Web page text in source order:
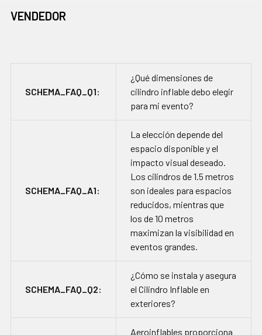
VENDEDOR
SCHEMA_FAQ_Q1:
¿Qué dimensiones de
cilindro inflable debo elegir
para mi evento?
SCHEMA_FAQ_A1:
La elección depende del
espacio disponible y el
impacto visual deseado.
Los cilindros de 1.5 metros
son ideales para espacios
reducidos, mientras que
los de 10 metros
maximizan la visibilidad en
eventos grandes.
SCHEMA_FAQ_Q2:
¿Cómo se instala y asegura
el Cilindro Inflable en
exteriores?
Aeroinflables proporciona